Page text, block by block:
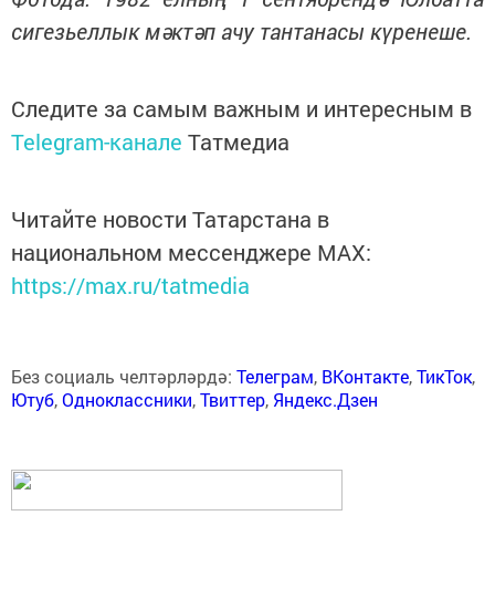
сигезьеллык мәктәп ачу тантанасы күренеше.
Следите за самым важным и интересным в
Telegram-канале Татмедиа
Читайте новости Татарстана в
национальном мессенджере MАХ:
https://max.ru/tatmedia
Без социаль челтәрләрдә: Телеграм, ВКонтакте,ТикТок,
Ютуб,Одноклассники,Твиттер, Яндекс.Дзен